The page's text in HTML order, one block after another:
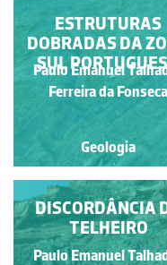
SHEATH-FOLD OU
DOBRA EM
Paulo Emanuel
Ferreira da Fonseca
Geologia
ESTRUTURAS
DOBRADAS DA
SUL
Paulo Emanuel
Ferreira da Fonseca
Geologia
ESTRUTURAS
DOBRADAS DA
SUL
Paulo Emanuel
DISCORDÂNCIA
TELHEIRO
Paulo Emanuel